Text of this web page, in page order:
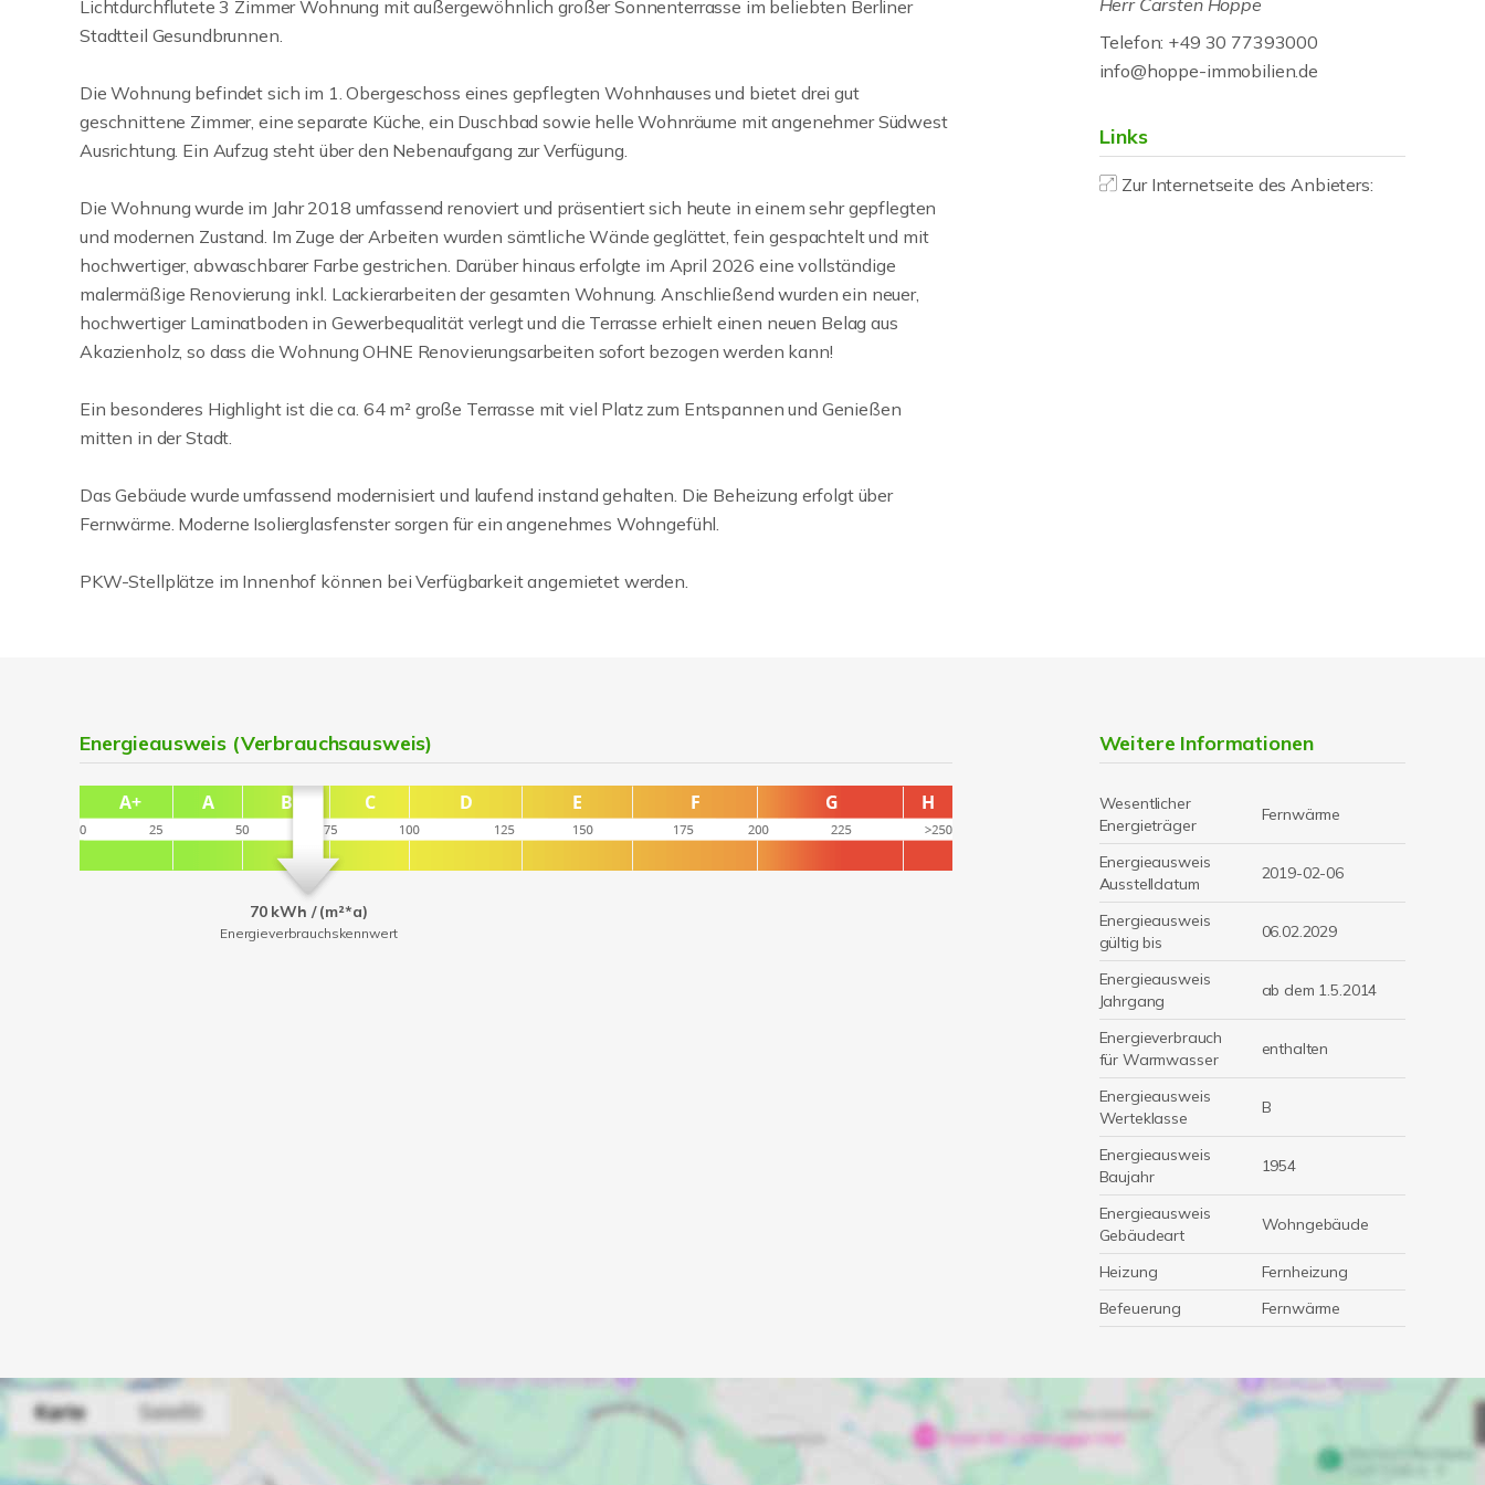
Lichtdurchflutete 3 Zimmer Wohnung mit außergewöhnlich großer Sonnenterrasse im beliebten Berliner
Stadtteil Gesundbrunnen.
Die Wohnung befindet sich im 1. Obergeschoss eines gepflegten Wohnhauses und bietet drei gut
geschnittene Zimmer, eine separate Küche, ein Duschbad sowie helle Wohnräume mit angenehmer Südwest
Ausrichtung. Ein Aufzug steht über den Nebenaufgang zur Verfügung.
Die Wohnung wurde im Jahr 2018 umfassend renoviert und präsentiert sich heute in einem sehr gepflegten
und modernen Zustand. Im Zuge der Arbeiten wurden sämtliche Wände geglättet, fein gespachtelt und mit
hochwertiger, abwaschbarer Farbe gestrichen. Darüber hinaus erfolgte im April 2026 eine vollständige
malermäßige Renovierung inkl. Lackierarbeiten der gesamten Wohnung. Anschließend wurden ein neuer,
hochwertiger Laminatboden in Gewerbequalität verlegt und die Terrasse erhielt einen neuen Belag aus
Akazienholz, so dass die Wohnung OHNE Renovierungsarbeiten sofort bezogen werden kann!
Ein besonderes Highlight ist die ca. 64 m² große Terrasse mit viel Platz zum Entspannen und Genießen
mitten in der Stadt.
Das Gebäude wurde umfassend modernisiert und laufend instand gehalten. Die Beheizung erfolgt über
Fernwärme. Moderne Isolierglasfenster sorgen für ein angenehmes Wohngefühl.
PKW-Stellplätze im Innenhof können bei Verfügbarkeit angemietet werden.
Herr Carsten Hoppe
Telefon: +49 30 77393000
info@hoppe-immobilien.de
Links
Zur Internetseite des Anbieters:
Energieausweis (Verbrauchsausweis)
70 kWh / (m²*a)
Energieverbrauchskennwert
Weitere Informationen
Wesentlicher
Energieträger
Fernwärme
Energieausweis
Ausstelldatum
2019-02-06
Energieausweis
gültig bis
06.02.2029
Energieausweis
Jahrgang
ab dem 1.5.2014
Energieverbrauch
für Warmwasser
enthalten
Energieausweis
Werteklasse
B
Energieausweis
Baujahr
1954
Energieausweis
Gebäudeart
Wohngebäude
Heizung
Fernheizung
Befeuerung
Fernwärme